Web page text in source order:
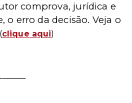
comprova, jurídica e
o erro da decisão. Veja o
(clique aqui)